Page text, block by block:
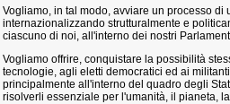
Vogliamo, in tal modo, avviare un processo
internazionalizzando strutturalmente e
ciascuno di noi, all'interno dei nostri
Vogliamo offrire, conquistare la possibilità
tecnologie, agli eletti democratici ed ai
principalmente all'interno del quadro degli
risolverli essenziale per l'umanità, il pianeta,